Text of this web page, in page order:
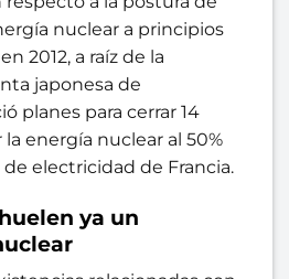
nuclear a principios
2012, a raíz de la
japonesa de
planes para cerrar 14
energía nuclear al 50%
electricidad de Francia.
ya un